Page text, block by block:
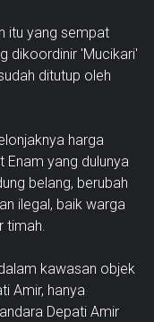
itu yang sempat
dikoordinir 'Mucikari'
ditutup oleh
harga
Enam yang dulunya
belang, berubah
ilegal, baik warga
timah.
kawasan objek
Amir, hanya
Depati Amir